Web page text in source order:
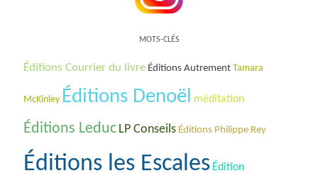
MOTS-CLÉS
Éditions Courrier du livre Éditions Autrement Tamara
McKinley Éditions Denoël méditation
Éditions Leduc LP Conseils Éditions Philippe Rey
Éditions les Escales Édition